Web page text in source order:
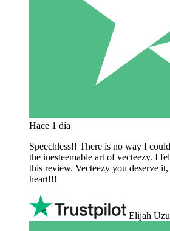
Hace 1 día
Speechless!! There is no way I
the inesteemable art of vecteezy. I
this review. Vecteezy you deserve
heart!!!
Elijah